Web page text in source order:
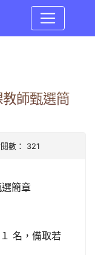
師甄選簡
數： 321
簡章
名，備取若